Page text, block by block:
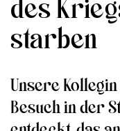
des
starben
Unsere
Besuch in der